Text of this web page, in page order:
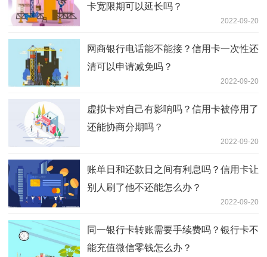
卡宽限期可以延长吗？
2022-09-20
网商银行电话能不能接？信用卡一次性还
清可以申请减免吗？
2022-09-20
虚拟卡对自己有影响吗？信用卡被停用了
还能协商分期吗？
2022-09-20
账单日和还款日之间有利息吗？信用卡让
别人刷了他不还能怎么办？
2022-09-20
同一银行卡转账需要手续费吗？银行卡不
能充值微信零钱怎么办？